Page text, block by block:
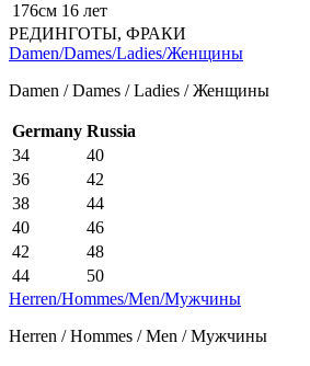
176см 16 лет
РЕДИНГОТЫ, ФРАКИ
Damen/Dames/Ladies/Женщины
Damen / Dames / Ladies / Женщины
Germany Russia
34
40
36
42
38
44
40
46
42
48
44
50
Herren/Hommes/Men/Мужчины
Herren / Hommes / Men / Мужчины